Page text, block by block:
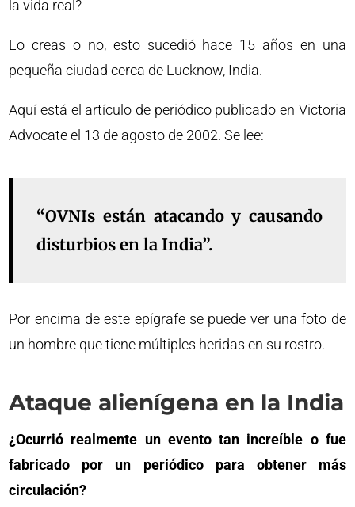
la vida real?
Lo creas o no, esto sucedió hace 15 años en una
pequeña ciudad cerca de Lucknow, India.
Aquí está el artículo de periódico publicado en Victoria
Advocate el 13 de agosto de 2002. Se lee:
“OVNIs están atacando y causando
disturbios en la India”.
Por encima de este epígrafe se puede ver una foto de
un hombre que tiene múltiples heridas en su rostro.
Ataque alienígena en la India
¿Ocurrió realmente un evento tan increíble o fue
fabricado por un periódico para obtener más
circulación?